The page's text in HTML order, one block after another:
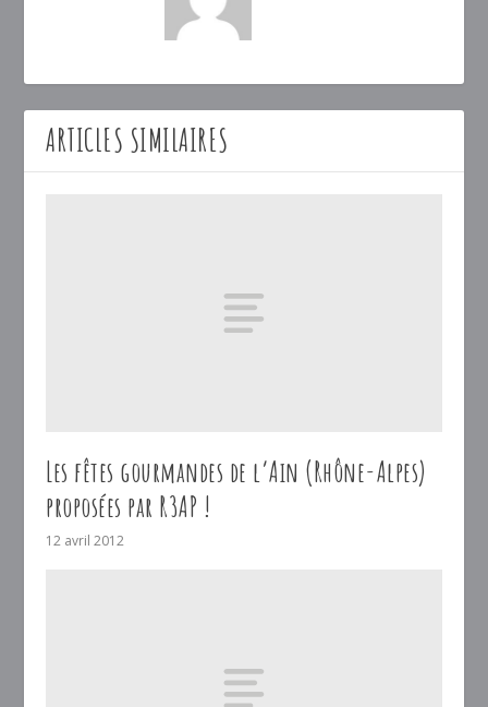
ARTICLES SIMILAIRES
Les fêtes gourmandes de l’Ain (Rhône-Alpes)
proposées par R3AP !
12 avril 2012